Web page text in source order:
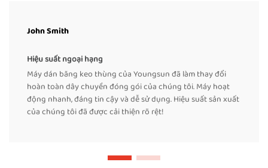
John Smith
Hiệu suất ngoại hạng
Máy dán băng keo thùng của Youngsun đã làm thay đổi
hoàn toàn dây chuyền đóng gói của chúng tôi. Máy hoạt
động nhanh, đáng tin cậy và dễ sử dụng. Hiệu suất sản xuất
của chúng tôi đã được cải thiện rõ rệt!